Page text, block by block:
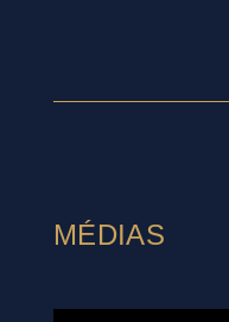
MÉDIAS